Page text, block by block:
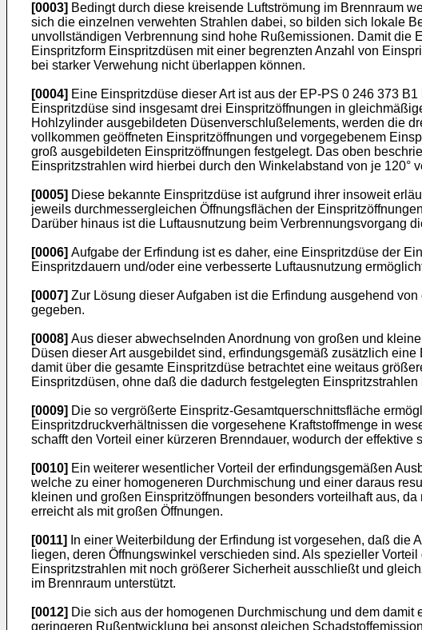
[0003] Bedingt durch diese kreisende Luftströmung im Brennraum
sich die einzelnen verwehten Strahlen dabei, so bilden sich lokale
unvollständigen Verbrennung sind hohe Rußemissionen. Damit
Einspritzform Einspritzdüsen mit einer begrenzten Anzahl von
bei starker Verwehung nicht überlappen können.
[0004] Eine Einspritzdüse dieser Art ist aus der EP-PS 0 246 373
Einspritzdüse sind insgesamt drei Einspritzöffnungen in
Hohlzylinder ausgebildeten Düsenverschlußelements, werden die
vollkommen geöffneten Einspritzöffnungen und vorgegebenem
groß ausgebildeten Einspritzöffnungen festgelegt. Das oben
Einspritzstrahlen wird hierbei durch den Winkelabstand von je 120°
[0005] Diese bekannte Einspritzdüse ist aufgrund ihrer insoweit
jeweils durchmessergleichen Öffnungsflächen der
Darüber hinaus ist die Luftausnutzung beim Verbrennungsvorgang
[0006] Aufgabe der Erfindung ist es daher, eine Einspritzdüse der
Einspritzdauern und/oder eine verbesserte Luftausnutzung
[0007] Zur Lösung dieser Aufgaben ist die Erfindung ausgehend
gegeben.
[0008] Aus dieser abwechselnden Anordnung von großen und
Düsen dieser Art ausgebildet sind, erfindungsgemäß zusätzlich
damit über die gesamte Einspritzdüse betrachtet eine weitaus
Einspritzdüsen, ohne daß die dadurch festgelegten
[0009] Die so vergrößerte Einspritz-Gesamtquerschnittsfläche
Einspritzdruckverhältnissen die vorgesehene Kraftstoffmenge in
schafft den Vorteil einer kürzeren Brenndauer, wodurch der
[0010] Ein weiterer wesentlicher Vorteil der erfindungsgemäßen
welche zu einer homogeneren Durchmischung und einer daraus
kleinen und großen Einspritzöffnungen besonders vorteilhaft aus,
erreicht als mit großen Öffnungen.
[0011]
In einer Weiterbildung der Erfindung ist vorgesehen, daß
liegen, deren Öffnungswinkel verschieden sind. Als spezieller
Einspritzstrahlen mit noch größerer Sicherheit ausschließt und
im Brennraum unterstützt.
[0012] Die sich aus der homogenen Durchmischung und dem
geringeren Rußentwicklung bei ansonst gleichen